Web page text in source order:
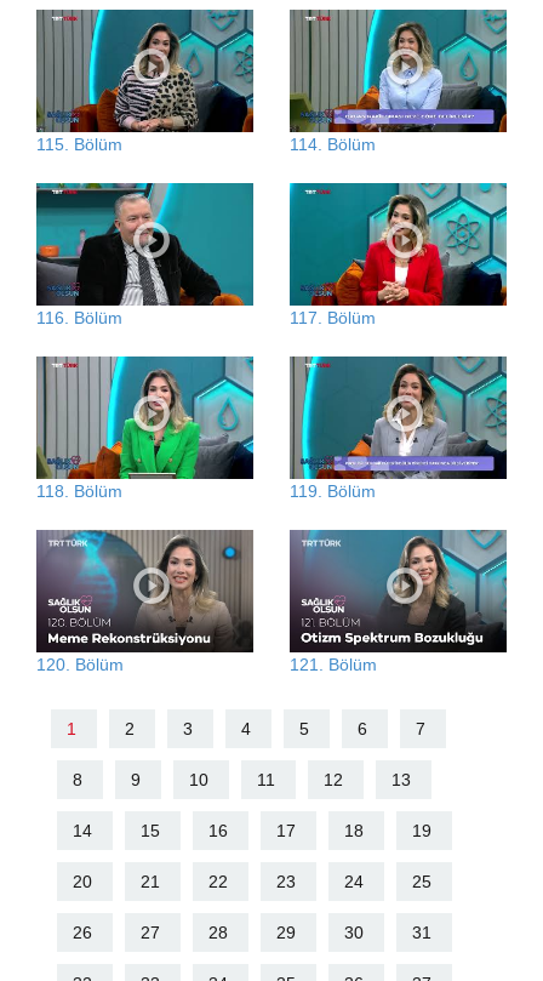
115. Bölüm 114. Bölüm
116. Bölüm 117. Bölüm
118. Bölüm 119. Bölüm
120. Bölüm 121. Bölüm
1 2 3 4 5 6 7
8 9 10 11 12 13
14 15 16 17 18 19
20 21 22 23 24 25
26 27 28 29 30 31